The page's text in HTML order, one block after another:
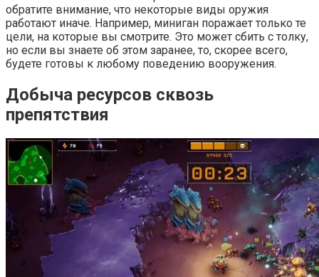
обратите внимание, что некоторые виды оружия
работают иначе. Например, миниган поражает только те
цели, на которые вы смотрите. Это может сбить с толку,
но если вы знаете об этом заранее, то, скорее всего,
будете готовы к любому поведению вооружения.
Добыча ресурсов сквозь
препятствия